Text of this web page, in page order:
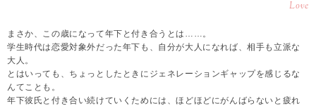
Love
まさか、この歳になって年下と付き合うとは……。
学生時代は恋愛対象外だった年下も、自分が大人になれば、相手も立派な
大人。
とはいっても、ちょっとしたときにジェネレーションギャップを感じるな
んてことも。
年下彼氏と付き合い続けていくためには、ほどほどにがんばらないと疲れ